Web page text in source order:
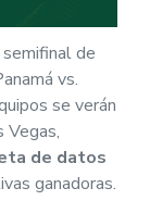
de
vs.
se verán
Vegas,
de datos
ganadoras.